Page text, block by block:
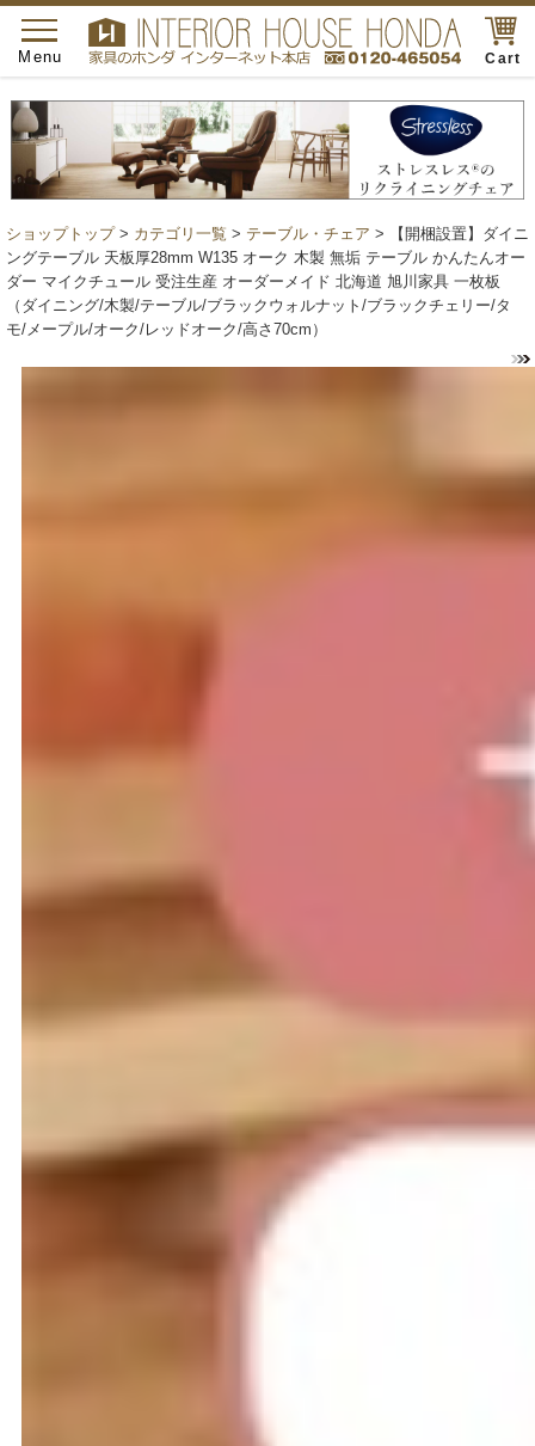
Cart
toggle
navigation
Menu
ショップトップ> カテゴリ一覧 > テーブル・チェア > 【開梱設置】ダイニ
ングテーブル 天板厚28mm W135 オーク 木製 無垢 テーブル かんたんオー
ダー マイクチュール 受注生産 オーダーメイド 北海道 旭川家具 一枚板
（ダイニング/木製/テーブル/ブラックウォルナット/ブラックチェリー/タ
モ/メープル/オーク/レッドオーク/高さ70cm）